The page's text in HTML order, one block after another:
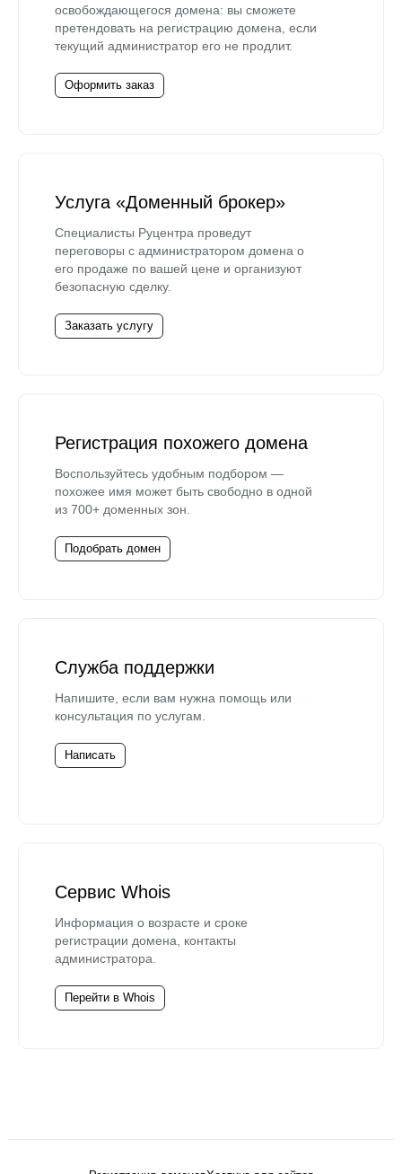
освобождающегося домена: вы сможете
претендовать на регистрацию домена, если
текущий администратор его не продлит.
Оформить заказ
Услуга «Доменный брокер»
Специалисты Руцентра проведут
переговоры с администратором домена о
его продаже по вашей цене и организуют
безопасную сделку.
Заказать услугу
Регистрация похожего домена
Воспользуйтесь удобным подбором —
похожее имя может быть свободно в одной
из 700+ доменных зон.
Подобрать домен
Служба поддержки
Напишите, если вам нужна помощь или
консультация по услугам.
Написать
Сервис Whois
Информация о возрасте и сроке
регистрации домена, контакты
администратора.
Перейти в Whois